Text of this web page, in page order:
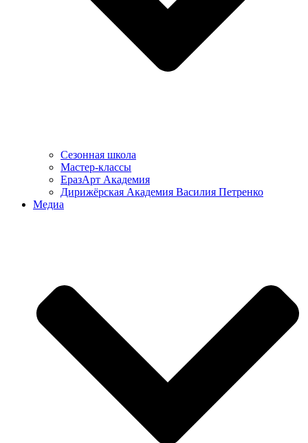
Сезонная школа
Мастер-классы
ЕразАрт Академия
Дирижёрская Академия Василия Петренко
Медиа